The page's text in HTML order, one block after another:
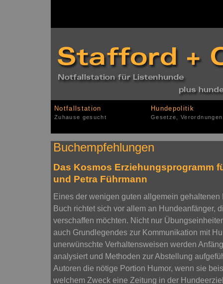
Notfallstation
Zuhause gesucht
Hundepolitik
Gesetze,
Buchempfehlungen
Das Kosmos Erziehungsprogramm
und Petra Führmann
Eines der wenigen guten allgemein
Buch richtet sich vor allem an Hundeanfänger,
verschaffen möchten. Nicht nur
auch Grundlegendes zur Kommunikation mit
unerwünschte Verhaltensweisen werden
analysiert und Methoden zur Abstellung
Autoren die nötige Portion Humor, wenn sie
welchem Zweck eine Zeitung in der